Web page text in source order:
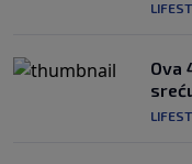
Ova